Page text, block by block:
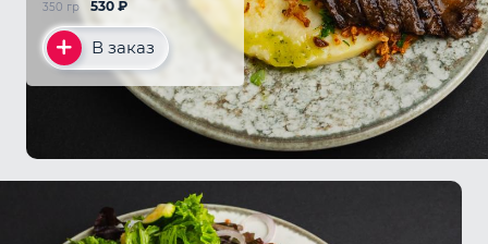
530 ₽
350 гр
В заказ